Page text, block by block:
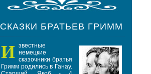
СКАЗКИ БРАТЬЕВ ГРИММ
И звестные
немецкие
сказочники братья
Гримм родились в Ганау.